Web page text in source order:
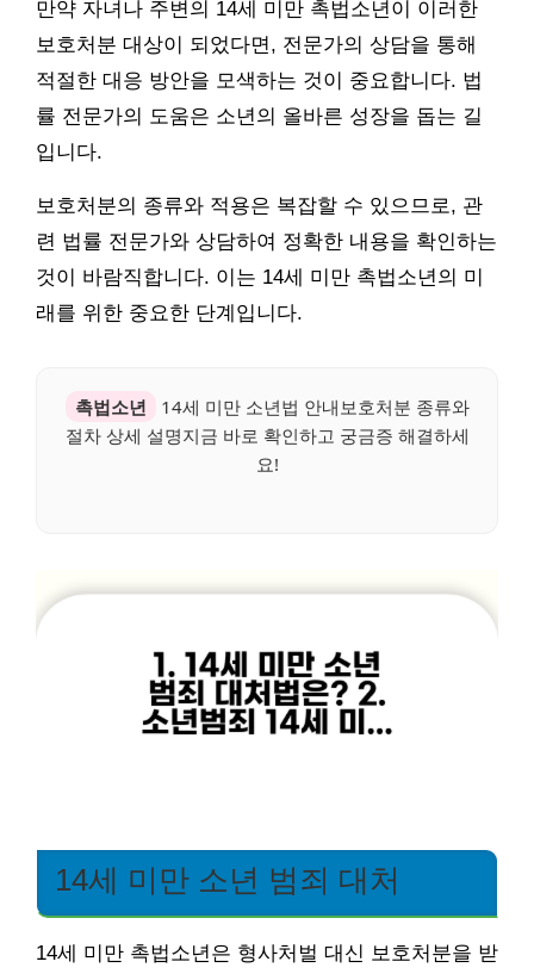
만약 자녀나 주변의 14세 미만 촉법소년이 이러한
보호처분 대상이 되었다면, 전문가의 상담을 통해
적절한 대응 방안을 모색하는 것이 중요합니다. 법
률 전문가의 도움은 소년의 올바른 성장을 돕는 길
입니다.
보호처분의 종류와 적용은 복잡할 수 있으므로, 관
련 법률 전문가와 상담하여 정확한 내용을 확인하는
것이 바람직합니다. 이는 14세 미만 촉법소년의 미
래를 위한 중요한 단계입니다.
촉법소년
14세 미만 소년법 안내보호처분 종류와
절차 상세 설명지금 바로 확인하고 궁금증 해결하세
요!
14세 미만 소년 범죄 대처
14세 미만 촉법소년은 형사처벌 대신 보호처분을 받